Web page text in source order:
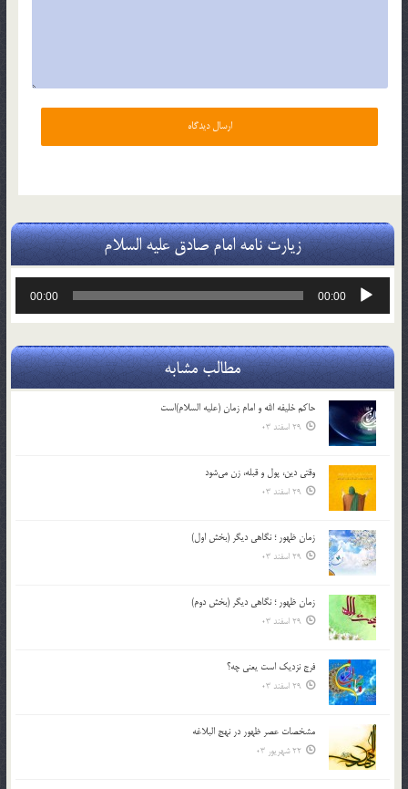
زیارت نامه امام صادق علیه السلام
پخش‌کننده
00:00
00:00
مطالب مشابه
حاکم خليفه الله و امام زمان (علیه السلام)است
29 اسفند 03
وقتی دین، پول و قبله، زن می‌شود
29 اسفند 03
زمان ظهور ؛ نگاهی دیگر (بخش اول)
29 اسفند 03
زمان ظهور ؛ نگاهی دیگر (بخش دوم)
29 اسفند 03
فرج نزدیک است یعنی چه؟
29 اسفند 03
مشخصات عصر ظهور در نهج البلاغه
22 شهریور 03